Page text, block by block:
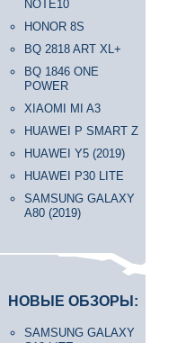
NOTE10
HONOR 8S
BQ 2818 ART XL+
BQ 1846 ONE
POWER
XIAOMI MI A3
HUAWEI P SMART Z
HUAWEI Y5 (2019)
HUAWEI P30 LITE
SAMSUNG GALAXY
A80 (2019)
НОВЫЕ ОБЗОРЫ:
SAMSUNG GALAXY